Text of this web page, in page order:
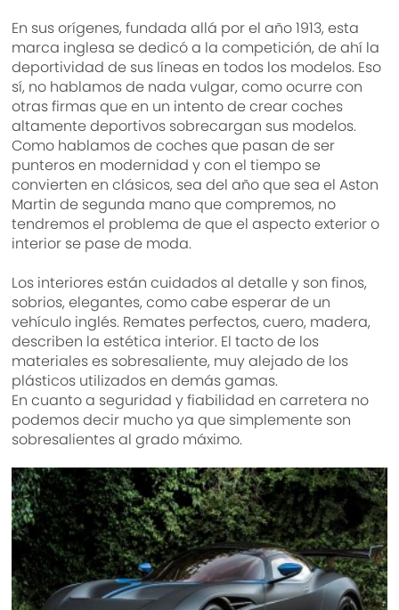
En sus orígenes, fundada allá por el año 1913, esta
marca inglesa se dedicó a la competición, de ahí la
deportividad de sus líneas en todos los modelos. Eso
sí, no hablamos de nada vulgar, como ocurre con
otras firmas que en un intento de crear coches
altamente deportivos sobrecargan sus modelos.
Como hablamos de coches que pasan de ser
punteros en modernidad y con el tiempo se
convierten en clásicos, sea del año que sea el Aston
Martin de segunda mano que compremos, no
tendremos el problema de que el aspecto exterior o
interior se pase de moda.
Los interiores están cuidados al detalle y son finos,
sobrios, elegantes, como cabe esperar de un
vehículo inglés. Remates perfectos, cuero, madera,
describen la estética interior. El tacto de los
materiales es sobresaliente, muy alejado de los
plásticos utilizados en demás gamas.
En cuanto a seguridad y fiabilidad en carretera no
podemos decir mucho ya que simplemente son
sobresalientes al grado máximo.